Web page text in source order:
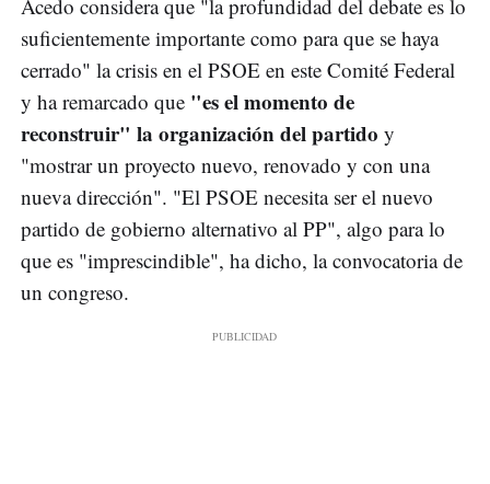
Acedo considera que "la profundidad del debate es lo
suficientemente importante como para que se haya
cerrado" la crisis en el PSOE en este Comité Federal
y ha remarcado que "es el momento de
reconstruir" la organización del partido y
"mostrar un proyecto nuevo, renovado y con una
nueva dirección". "El PSOE necesita ser el nuevo
partido de gobierno alternativo al PP", algo para lo
que es "imprescindible", ha dicho, la convocatoria de
un congreso.